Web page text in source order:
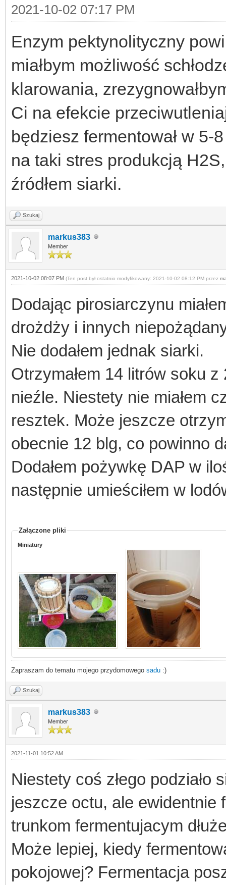
2021-10-02 07:17 PM
Enzym pektynolityczny
miałbym możliwość
klarowania,
Ci na efekcie
będziesz fermentował w
na taki stres produkcją
źródłem siarki.
Szukaj
markus383
Member
2021-10-02 08:07 PM (Ten post był ostatnio modyfikowany: 2021-10-02 08:12 PM przez
Dodając pirosiarczynu
drożdży i innych
Nie dodałem jednak siarki.
Otrzymałem 14 litrów soku z
nieźle. Niestety nie miałem
resztek. Może jeszcze
obecnie 12 blg, co powinno
Dodałem pożywkę DAP w
następnie umieściłem w
Załączone pliki
Miniatury
Zapraszam do tematu mojego przydomowego sadu :)
Szukaj
markus383
Member
2021-11-01 10:52 AM
Niestety coś złego
jeszcze octu, ale ewidentnie
trunkom fermentujacym
Może lepiej, kiedy
pokojowej? Fermentacja